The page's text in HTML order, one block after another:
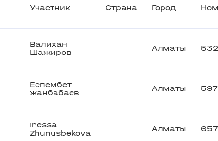
Участник Страна Город
Валихан
Шажиров
Алматы 532
Еспембет
жанбабаев
Алматы 597
Inessa
Zhunusbekova
Алматы 657